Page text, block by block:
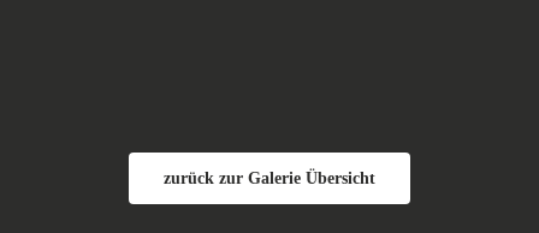
zurück zur Galerie Übersicht